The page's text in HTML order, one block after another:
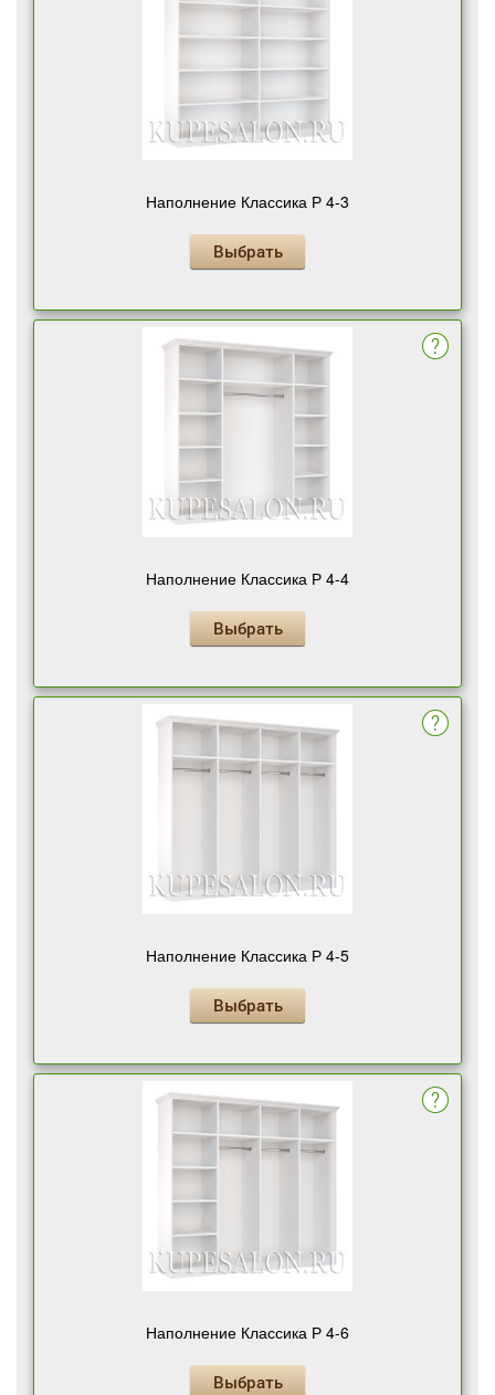
Наполнение Классика Р 4-3
Выбрать
Наполнение Классика Р 4-4
Выбрать
Наполнение Классика Р 4-5
Выбрать
Наполнение Классика Р 4-6
Выбрать